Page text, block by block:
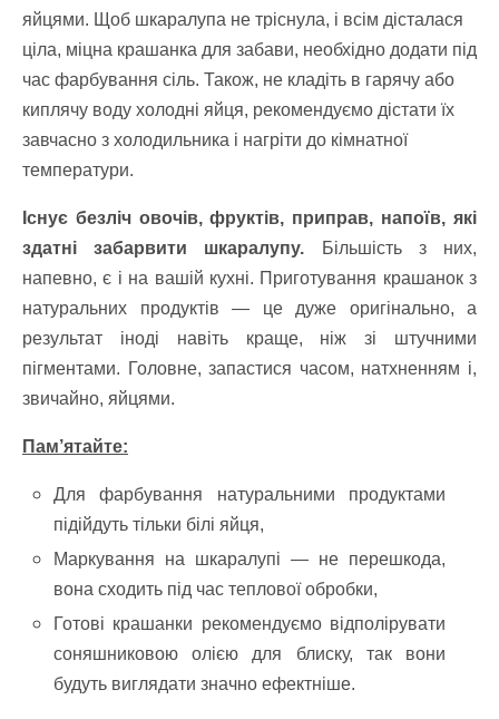
яйцями. Щоб шкаралупа не тріснула, і всім дісталася
ціла, міцна крашанка для забави, необхідно додати під
час фарбування сіль. Також, не кладіть в гарячу або
киплячу воду холодні яйця, рекомендуємо дістати їх
завчасно з холодильника і нагріти до кімнатної
температури.
Існує безліч овочів, фруктів, приправ, напоїв, які
здатні забарвити шкаралупу. Більшість з них,
напевно, є і на вашій кухні. Приготування крашанок з
натуральних продуктів — це дуже оригінально, а
результат іноді навіть краще, ніж зі штучними
пігментами. Головне, запастися часом, натхненням і,
звичайно, яйцями.
Пам’ятайте:
Для фарбування натуральними продуктами
підійдуть тільки білі яйця,
Маркування на шкаралупі — не перешкода,
вона сходить під час теплової обробки,
Готові крашанки рекомендуємо відполірувати
соняшниковою олією для блиску, так вони
будуть виглядати значно ефектніше.